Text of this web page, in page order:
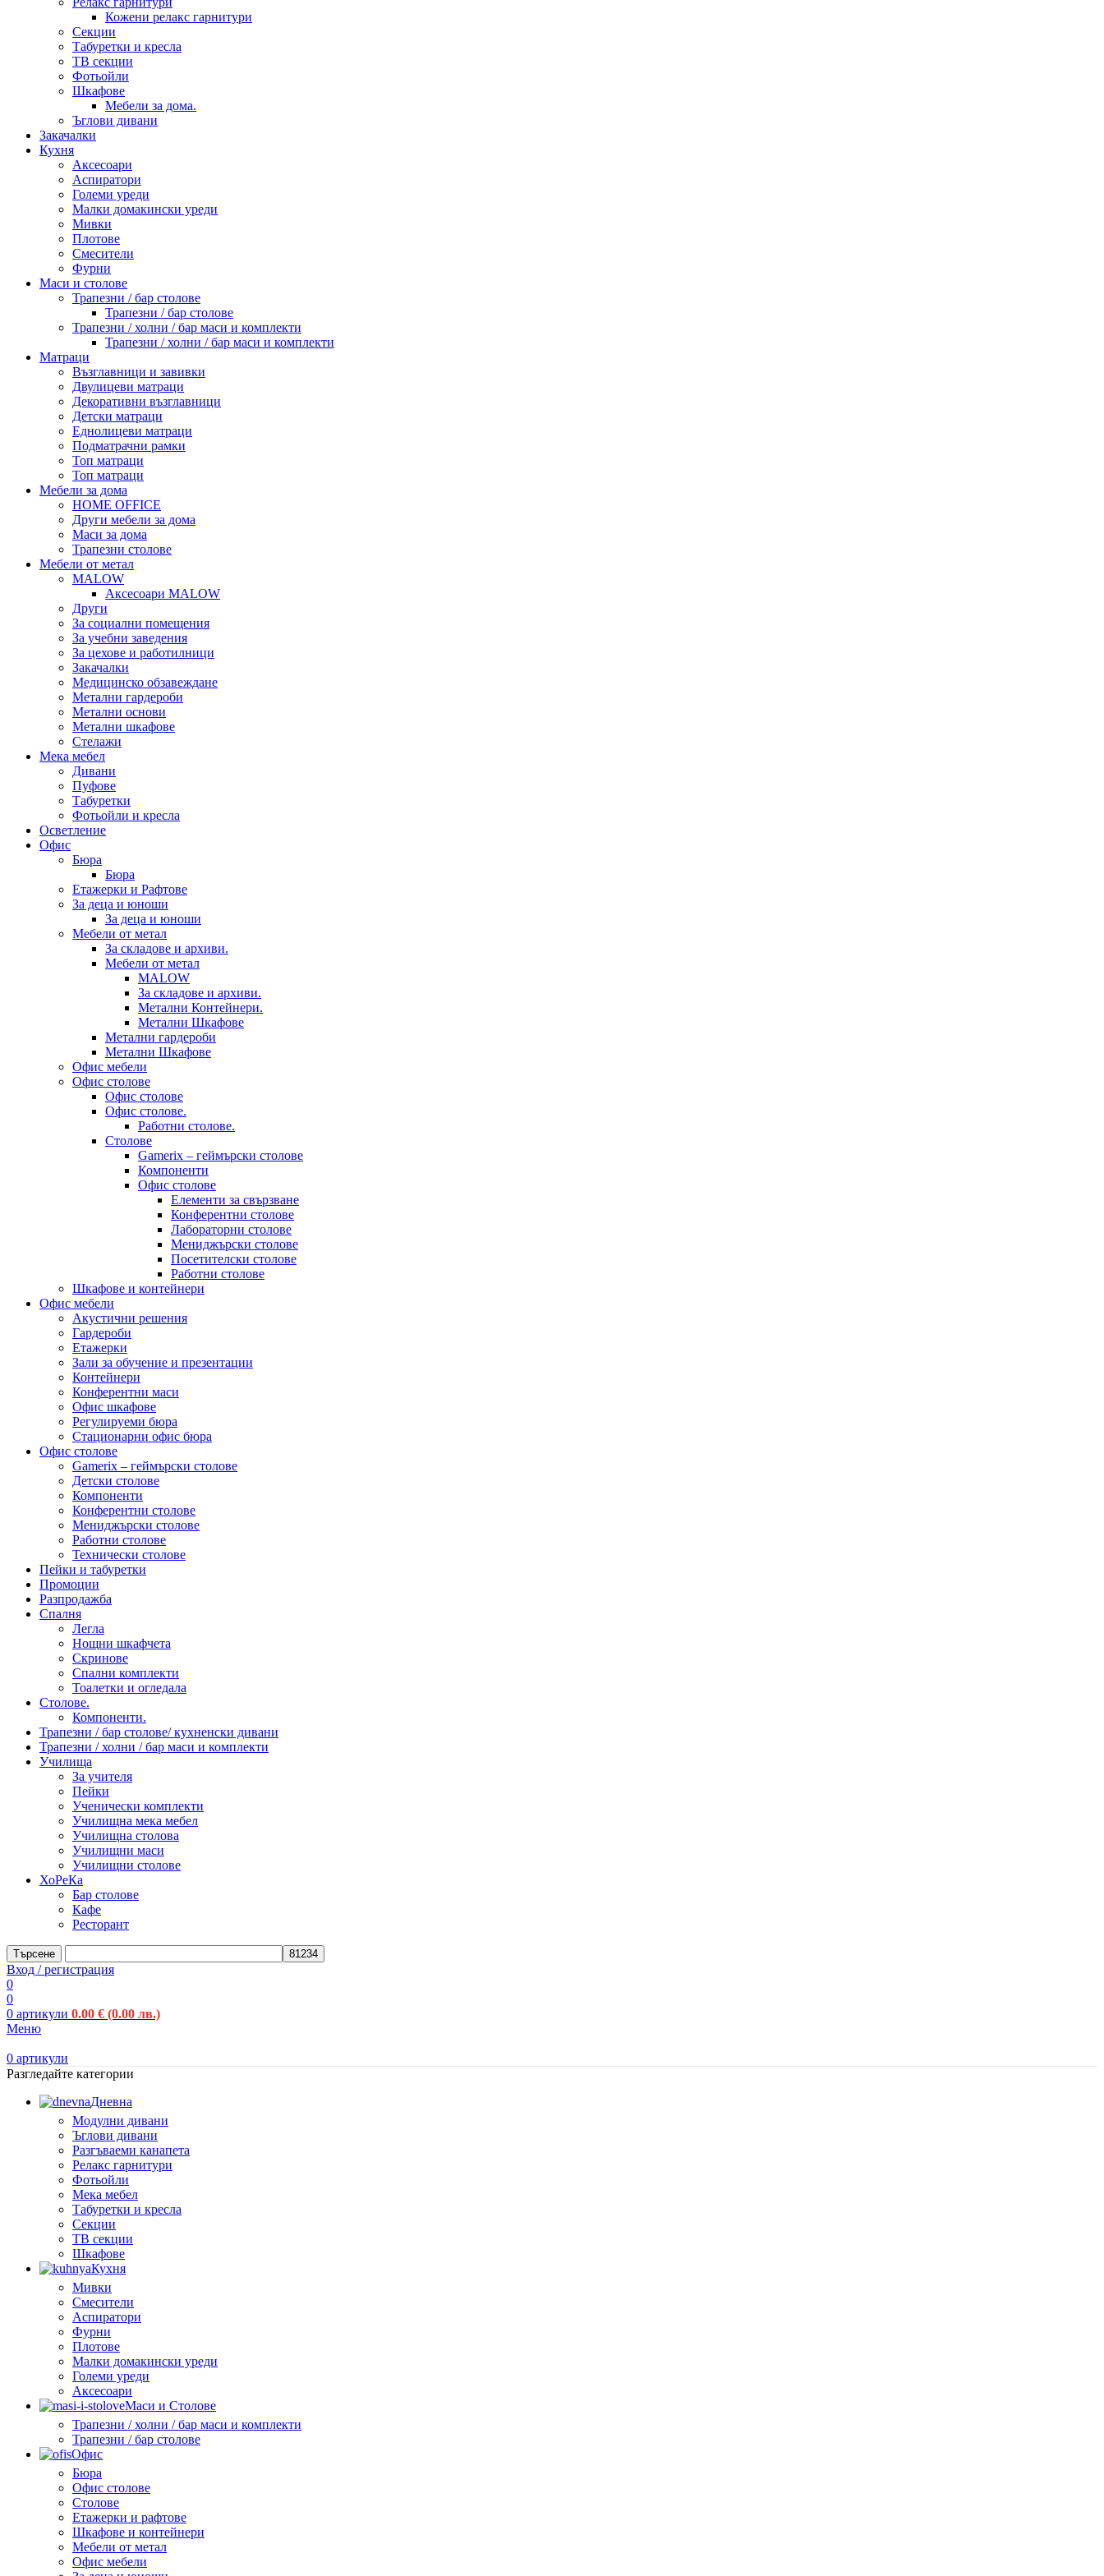
Кожени релакс гарнитури
Секции
Табуретки и кресла
ТВ секции
Фотьойли
Шкафове
Мебели за дома.
Ъглови дивани
Закачалки
Кухня
Аксесоари
Аспиратори
Големи уреди
Малки домакински уреди
Мивки
Плотове
Смесители
Фурни
Маси и столове
Трапезни / бар столове
Трапезни / бар столове
Трапезни / холни / бар маси и комплекти
Трапезни / холни / бар маси и комплекти
Матраци
Възглавници и завивки
Двулицеви матраци
Декоративни възглавници
Детски матраци
Еднолицеви матраци
Подматрачни рамки
Топ матраци
Топ матраци
Мебели за дома
HOME OFFICE
Други мебели за дома
Маси за дома
Трапезни столове
Мебели от метал
MALOW
Аксесоари MALOW
Други
За социални помещения
За учебни заведения
За цехове и работилници
Закачалки
Медицинско обзавеждане
Метални гардероби
Метални основи
Метални шкафове
Стелажи
Мека мебел
Дивани
Пуфове
Табуретки
Фотьойли и кресла
Осветление
Офис
Бюра
Бюра
Етажерки и Рафтове
За деца и юноши
За деца и юноши
Мебели от метал
За складове и архиви.
Мебели от метал
MALOW
За складове и архиви.
Метални Контейнери.
Метални Шкафове
Метални гардероби
Метални Шкафове
Офис мебели
Офис столове
Офис столове
Офис столове.
Работни столове.
Столове
Gamerix – геймърски столове
Компоненти
Офис столове
Елементи за свързване
Конферентни столове
Лабораторни столове
Мениджърски столове
Посетителски столове
Работни столове
Шкафове и контейнери
Офис мебели
Акустични решения
Гардероби
Етажерки
Зали за обучение и презентации
Контейнери
Конферентни маси
Офис шкафове
Регулируеми бюра
Стационарни офис бюра
Офис столове
Gamerix – геймърски столове
Детски столове
Компоненти
Конферентни столове
Мениджърски столове
Работни столове
Технически столове
Пейки и табуретки
Промоции
Разпродажба
Спалня
Легла
Нощни шкафчета
Скринове
Спални комплекти
Тоалетки и огледала
Столове.
Компоненти.
Трапезни / бар столове/ кухненски дивани
Трапезни / холни / бар маси и комплекти
Училища
За учителя
Пейки
Ученически комплекти
Училищна мека мебел
Училищна столова
Училищни маси
Училищни столове
ХоРеКа
Бар столове
Кафе
Ресторант
Търсене
Вход / регистрация
0
0
0 артикули 0.00 € (0.00 лв.)
Меню
0 артикули
Разгледайте категории
Дневна
Модулни дивани
Ъглови дивани
Разгъваеми канапета
Релакс гарнитури
Фотьойли
Мека мебел
Табуретки и кресла
Секции
ТВ секции
Шкафове
Кухня
Мивки
Смесители
Аспиратори
Фурни
Плотове
Малки домакински уреди
Големи уреди
Аксесоари
Маси и Столове
Трапезни / холни / бар маси и комплекти
Трапезни / бар столове
Офис
Бюра
Офис столове
Столове
Етажерки и рафтове
Шкафове и контейнери
Мебели от метал
Офис мебели